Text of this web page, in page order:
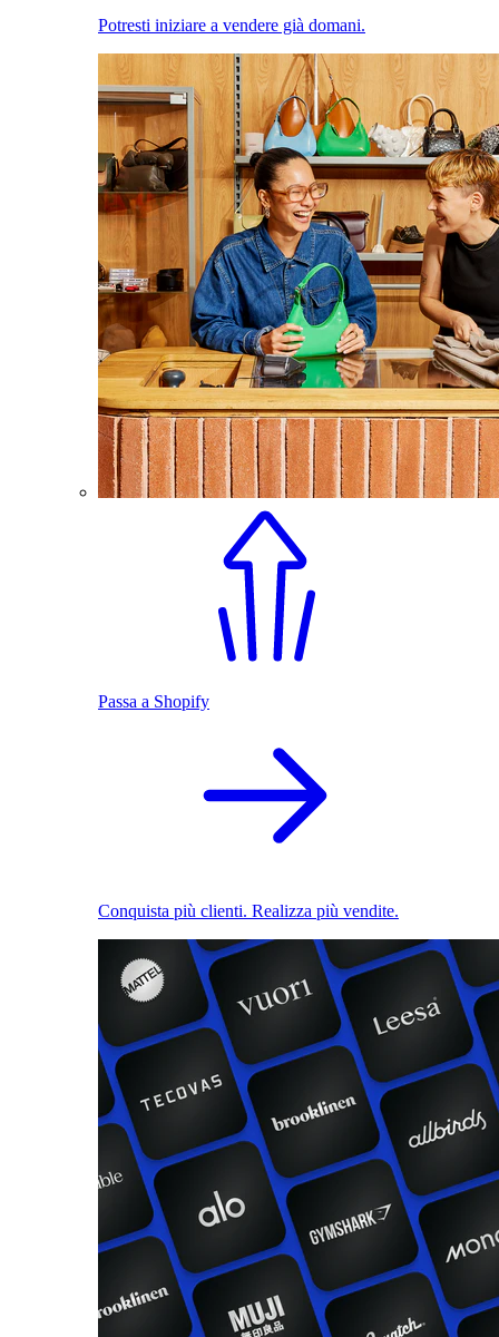
Potresti iniziare a vendere già domani.
Passa a Shopify
Conquista più clienti. Realizza più vendite.